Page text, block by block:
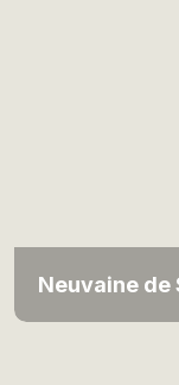
Neuvaine de